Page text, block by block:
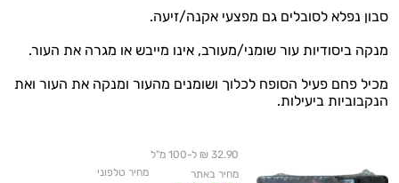
סבון נפלא לסובלים גם מפצעי אקנה/זיעה.
מנקה ביסודיות עור שומני/מעורב, אינו מייבש או מגרה את העור.
מכיל פחם פעיל הסופח לכלוך ושומנים מהעור ומנקה את העור ואת
הנקבוביות ביעילות.
32.90 ₪ ל-100 מ"ל
מחיר באתר
מחיר טלפוני